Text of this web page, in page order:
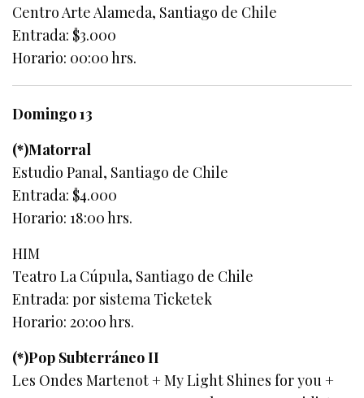
Centro Arte Alameda, Santiago de Chile
Entrada: $3.000
Horario: 00:00 hrs.
Domingo 13
(*)Matorral
Estudio Panal, Santiago de Chile
Entrada: $4.000
Horario: 18:00 hrs.
HIM
Teatro La Cúpula, Santiago de Chile
Entrada: por sistema Ticketek
Horario: 20:00 hrs.
(*)Pop Subterráneo II
Les Ondes Martenot + My Light Shines for you +